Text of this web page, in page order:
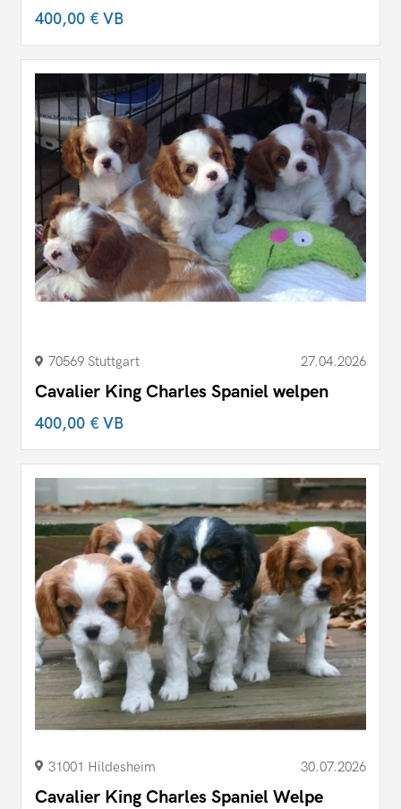
400,00 €VB
70569 Stuttgart 27.04.2026
Cavalier King Charles Spaniel welpen
400,00 €VB
31001 Hildesheim 30.07.2026
Cavalier King Charles Spaniel Welpe